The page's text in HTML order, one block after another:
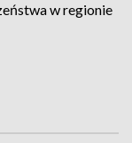
w regionie